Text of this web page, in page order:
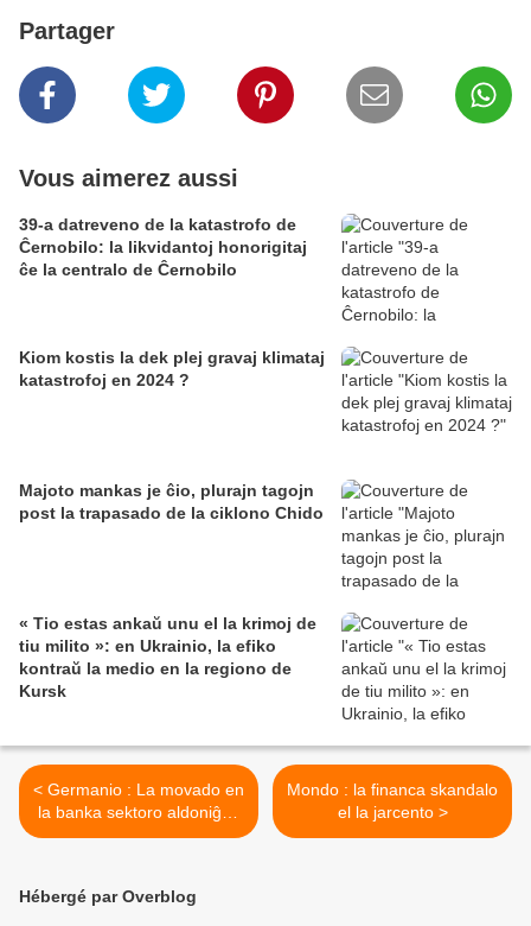
Partager
Vous aimerez aussi
39-a datreveno de la katastrofo de
Ĉernobilo: la likvidantoj honorigitaj
ĉe la centralo de Ĉernobilo
Kiom kostis la dek plej gravaj klimataj
katastrofoj en 2024 ?
Majoto mankas je ĉio, plurajn tagojn
post la trapasado de la ciklono Chido
« Tio estas ankaŭ unu el la krimoj de
tiu milito »: en Ukrainio, la efiko
kontraŭ la medio en la regiono de
Kursk
< Germanio : La movado en
la banka sektoro aldoniĝas
al la industria
Mondo : la financa skandalo
el la jarcento >
Hébergé par Overblog